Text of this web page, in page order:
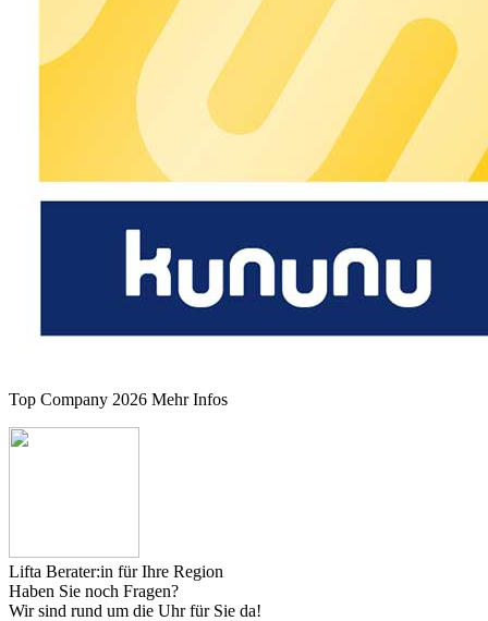
Top Company 2026 Mehr Infos
Lifta Berater:in für Ihre Region
Haben Sie noch Fragen?
Wir sind rund um die Uhr für Sie da!